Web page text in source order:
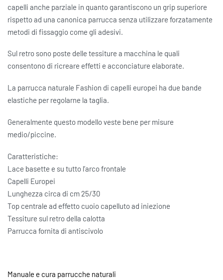
capelli anche parziale in quanto garantiscono un grip superiore
rispetto ad una canonica parrucca senza utilizzare forzatamente
metodi di fissaggio come gli adesivi.
Sul retro sono poste delle tessiture a macchina le quali
consentono di ricreare effetti e acconciature elaborate.
La parrucca naturale Fashion di capelli europei ha due bande
elastiche per regolarne la taglia.
Generalmente questo modello veste bene per misure
medio/piccine.
Caratteristiche:
Lace basette e su tutto l’arco frontale
Capelli Europei
Lunghezza circa di cm 25/30
Top centrale ad effetto cuoio capelluto ad iniezione
Tessiture sul retro della calotta
Parrucca fornita di antiscivolo
Manuale e cura parrucche naturali